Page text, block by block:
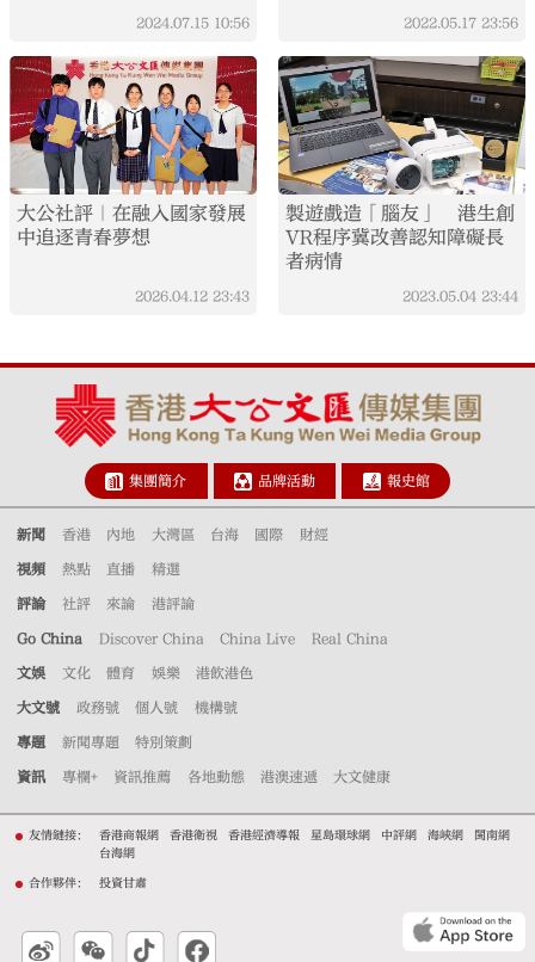
2024.07.15 10:56 2022.05.17 23:56
大公社評｜在融入國家發展
中追逐青春夢想
2026.04.12 23:43
製遊戲造「腦友」 港生創
VR程序冀改善認知障礙長
者病情
2023.05.04 23:44
集團簡介 品牌活動 報史館
新聞 香港 內地 大灣區 台海 國際 財經
視頻 熱點 直播 精選
評論 社評 來論 港評論
Go China Discover China China Live Real China
文娛 文化 體育 娛樂 港飲港色
大文號 政務號 個人號 機構號
專題 新聞專題 特別策劃
資訊 專欄+ 資訊推薦 各地動態 港澳速遞 大文健康
友情鏈接： 香港商報網 香港衛視 香港經濟導報 星島環球網 中評網 海峽網
閩南網
台海網
合作夥伴： 投資甘肅